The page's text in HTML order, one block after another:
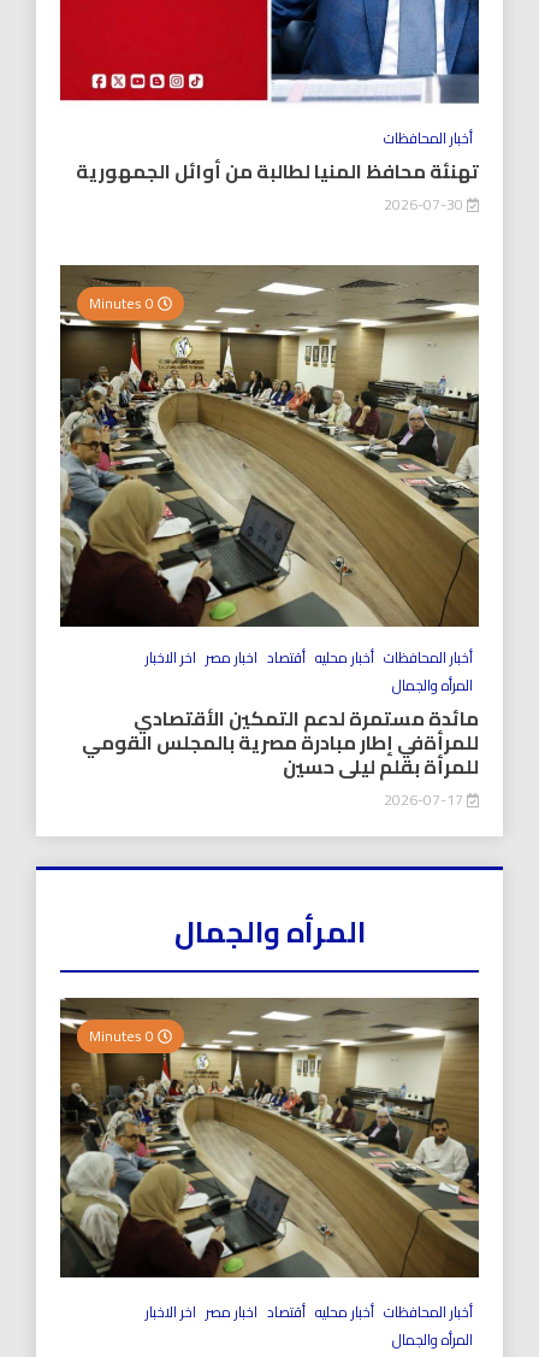
أخبار المحافظات
تهنئة محافظ المنيا لطالبة من أوائل الجمهورية
أخبار المحافظات أخبار محليه أقتصاد اخبار مصر اخر الاخبار
المرأه والجمال
مائدة مستمرة لدعم التمكين الأقتصادي
للمرأةفي إطار مبادرة مصرية بالمجلس القومي
للمرأة بقلم ليلى حسين
المرأه والجمال
أخبار المحافظات أخبار محليه أقتصاد اخبار مصر اخر الاخبار
المرأه والجمال